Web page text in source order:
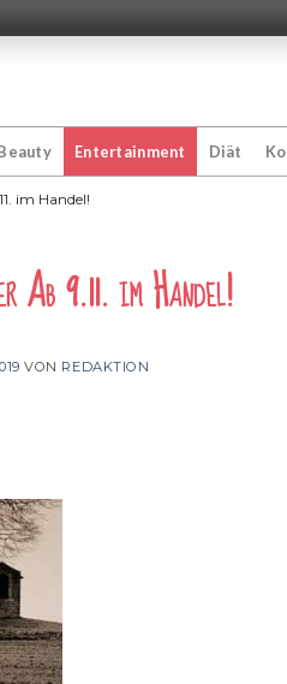
Entertainment Diät
im Handel!
Ab 9.11. im Handel!
VON REDAKTION